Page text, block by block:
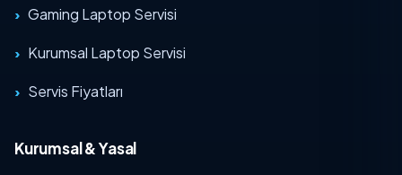
Gaming Laptop Servisi
Kurumsal Laptop Servisi
Servis Fiyatları
Kurumsal & Yasal